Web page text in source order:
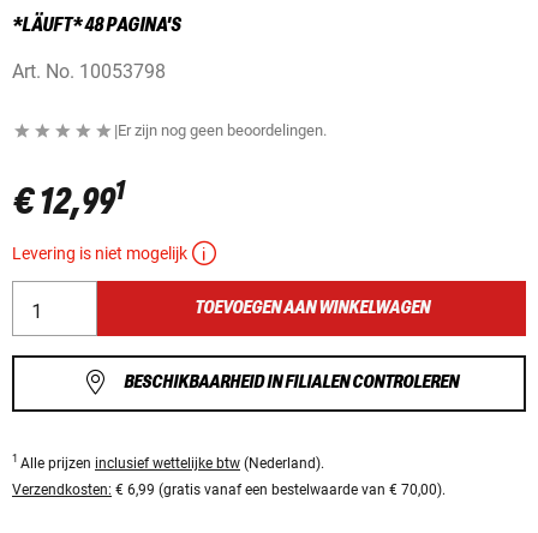
*LÄUFT* 48 PAGINA'S
Art. No. 10053798
|Er zijn nog geen beoordelingen.
€ 12,991
Levering is niet mogelijk
TOEVOEGEN AAN WINKELWAGEN
BESCHIKBAARHEID IN FILIALEN CONTROLEREN
1 Alle prijzen inclusief wettelijke btw (Nederland).
Verzendkosten: € 6,99 (gratis vanaf een bestelwaarde van € 70,00).